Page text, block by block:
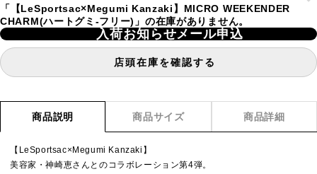
「【LeSportsac×Megumi Kanzaki】MICRO WEEKENDER
CHARM(ハートグミ-フリー)」の在庫がありません。
入荷お知らせメール申込
店頭在庫を確認する
商品説明 商品サイズ 商品詳細
【LeSportsac×Megumi Kanzaki】
美容家・神崎恵さんとのコラボレーション第4弾。